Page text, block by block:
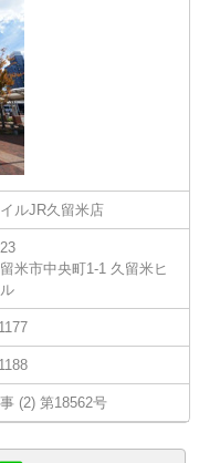
ルJR久留米店
米市中央町1-1 久留米ヒ
(2) 第18562号